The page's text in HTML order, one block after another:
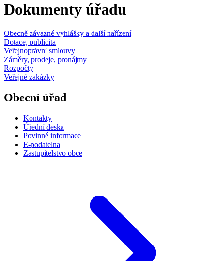
Dokumenty úřadu
Obecně závazné vyhlášky a další nařízení
Dotace, publicita
Veřejnoprávní smlouvy
Záměry, prodeje, pronájmy
Rozpočty
Veřejné zakázky
Obecní úřad
Kontakty
Úřední deska
Povinné informace
E-podatelna
Zastupitelstvo obce